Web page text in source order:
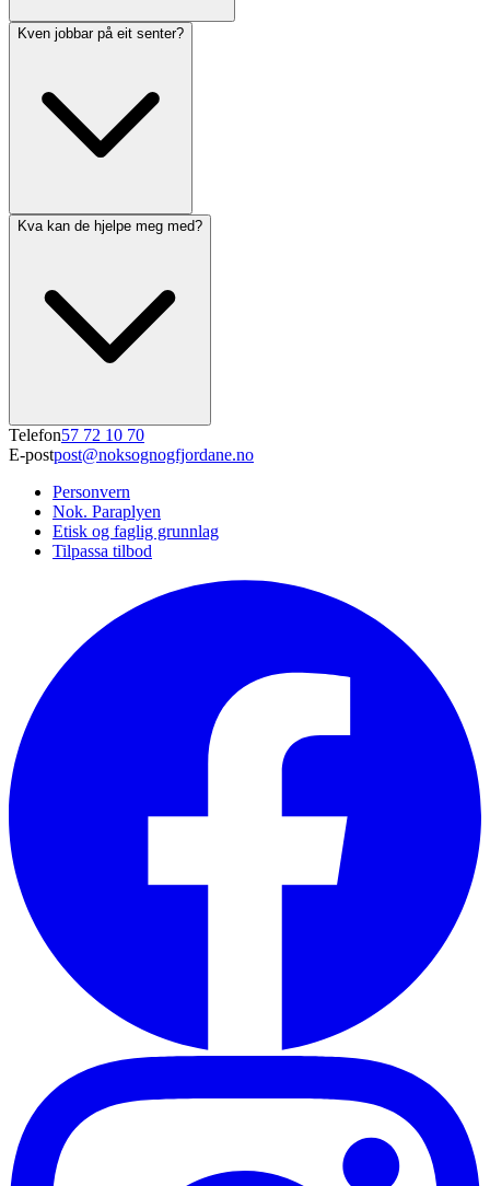
Kven jobbar på eit senter?
Kva kan de hjelpe meg med?
Telefon57 72 10 70
E-postpost@noksognogfjordane.no
Personvern
Nok. Paraplyen
Etisk og faglig grunnlag
Tilpassa tilbod